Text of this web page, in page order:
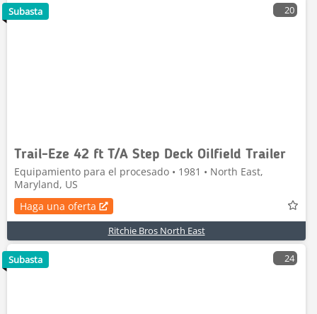
20
Trail-Eze 42 ft T/A Step Deck Oilfield Trailer
Equipamiento para el procesado • 1981 • North East,
Maryland, US
Haga una oferta
Ritchie Bros North East
Subasta
24
Subasta